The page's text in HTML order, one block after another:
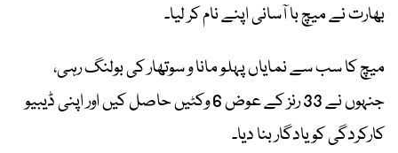
بھارت نے میچ با آسانی اپنے نام کر لیا۔
میچ کا سب سے نمایاں پہلو مانا و سوتھار کی بولنگ رہی،
جنہوں نے 33 رنز کے عوض 6 وکٹیں حاصل کیں اور اپنی ڈیبیو
کارکردگی کو یادگار بنا دیا۔